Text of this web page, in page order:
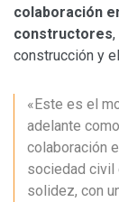
colaboración
constructores
construcción y
«Este es el
adelante
colaboración
sociedad civil
solidez, con